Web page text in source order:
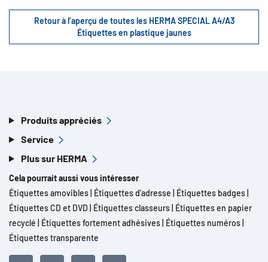
Retour à l’aperçu de toutes les HERMA SPECIAL A4/A3
Étiquettes en plastique jaunes
Produits appréciés
Service
Plus sur HERMA
Cela pourrait aussi vous intéresser
Étiquettes amovibles Étiquettes d'adresse Étiquettes badges
Étiquettes CD et DVD
Étiquettes classeurs Étiquettes en papier
recyclé
Étiquettes fortement adhésives Étiquettes numéros
Étiquettes transparente